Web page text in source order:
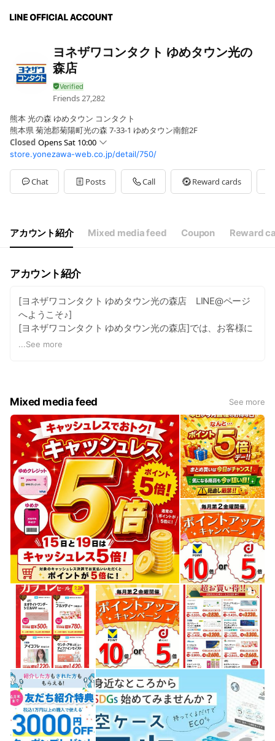
ヨネザワコンタクト ゆめタウン光の
森店
Friends27,282
熊本 光の森 ゆめタウン コンタクト
熊本県 菊池郡菊陽町光の森 7-33-1 ゆめタウン南館2F
Closed Opens Sat 10:00
Mon10:00 - 20:00
Tue10:00 - 20:00
Wed10:00 - 20:00
Thu10:00 - 20:00
Sun 10:00 - 21:00
【眼科】10:00～12:00/14:00～17:30
store.yonezawa-web.co.jp/detail/750/
Chat Posts Call Reward cards
アカウント紹介 Mixed media feed Coupon Reward
アカウント紹介
[ヨネザワコンタクト ゆめタウン光の森店 LINE@ページ
へようこそ♪]
[ヨネザワコンタクト ゆめタウン光の森店]では、お客様に
不安なくご利用いただけるようにさまざまな「安心」をご
な”視生活”の実現に貢献します。
◇安心保障 処方有効期限内の交換は、無料です。（最高
１年間） ◇コンタクトレンズは、高度医療機器（クラス
Ⅲ）になり、使用にあたっては医師の指示に従って、定期
診察をお薦めします。
[LINE@お友だち限定価格]もご準備しております。ご来店
お待ちしております♪
...See more
Mixed media feed See more